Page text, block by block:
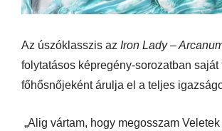
Az úszóklasszis az Iron Lady –
folytatásos képregény-sorozatban saját
főhősnőjeként árulja el a teljes
„Alig vártam, hogy megosszam Veletek